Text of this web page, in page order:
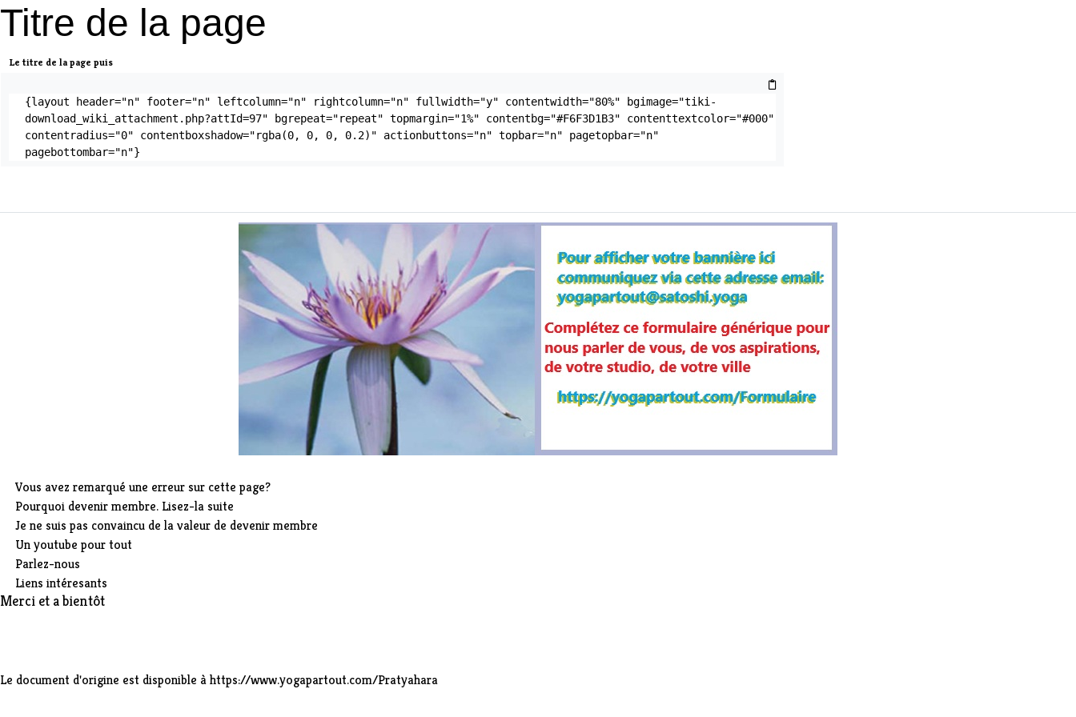
Titre de la page
Le titre de la page puis
{layout header="n" footer="n" leftcolumn="n" rightcolumn="n" fullwidth="y" contentwidth="80%" bgimage="tiki-
download_wiki_attachment.php?attId=97" bgrepeat="repeat" topmargin="1%" contentbg="#F6F3D1B3" contenttextcolor="#000"
contentradius="0" contentboxshadow="rgba(0, 0, 0, 0.2)" actionbuttons="n" topbar="n" pagetopbar="n"
pagebottombar="n"}
Vous avez remarqué une erreur sur cette page?
Pourquoi devenir membre. Lisez-la suite
Je ne suis pas convaincu de la valeur de devenir membre
Un youtube pour tout
Parlez-nous
Liens intéresants
Merci et a bientôt
Le document d'origine est disponible àhttps://www.yogapartout.com/Pratyahara